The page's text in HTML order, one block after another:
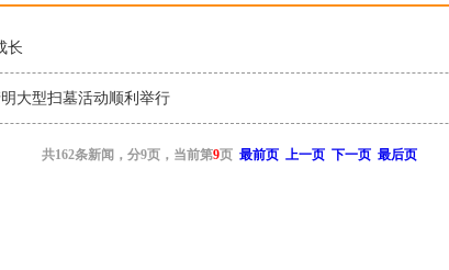
长
大型扫墓活动顺利举行
共162条新闻，分9页，当前第9页 最前页 上一页 下一页 最后页